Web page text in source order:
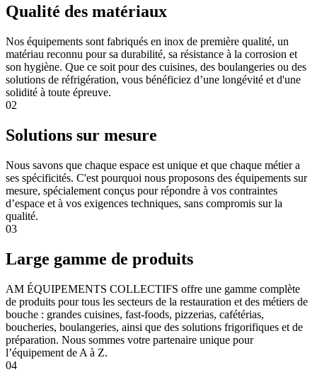
Qualité des matériaux
Nos équipements sont fabriqués en inox de première qualité, un
matériau reconnu pour sa durabilité, sa résistance à la corrosion et
son hygiène. Que ce soit pour des cuisines, des boulangeries ou des
solutions de réfrigération, vous bénéficiez d’une longévité et d'une
solidité à toute épreuve.
02
Solutions sur mesure
Nous savons que chaque espace est unique et que chaque métier a
ses spécificités. C'est pourquoi nous proposons des équipements sur
mesure, spécialement conçus pour répondre à vos contraintes
d’espace et à vos exigences techniques, sans compromis sur la
qualité.
03
Large gamme de produits
AM ÉQUIPEMENTS COLLECTIFS offre une gamme complète
de produits pour tous les secteurs de la restauration et des métiers de
bouche : grandes cuisines, fast-foods, pizzerias, cafétérias,
boucheries, boulangeries, ainsi que des solutions frigorifiques et de
préparation. Nous sommes votre partenaire unique pour
l’équipement de A à Z.
04